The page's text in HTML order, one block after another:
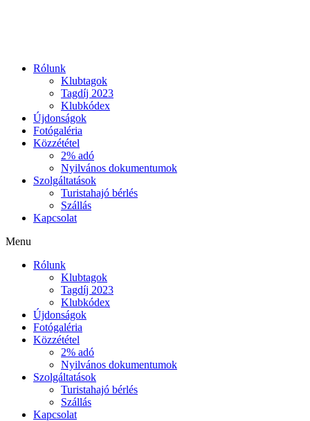
Rólunk
Klubtagok
Tagdíj 2023
Klubkódex
Újdonságok
Fotógaléria
Közzététel
2% adó
Nyilvános dokumentumok
Szolgáltatások
Turistahajó bérlés
Szállás
Kapcsolat
Menu
Rólunk
Klubtagok
Tagdíj 2023
Klubkódex
Újdonságok
Fotógaléria
Közzététel
2% adó
Nyilvános dokumentumok
Szolgáltatások
Turistahajó bérlés
Szállás
Kapcsolat